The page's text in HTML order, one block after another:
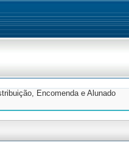
Encomenda e Alunado